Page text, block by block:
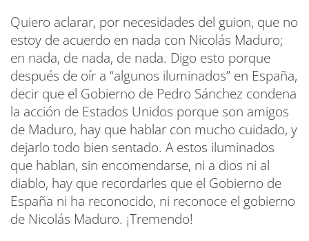
Quiero aclarar, por necesidades del guion, que no
estoy de acuerdo en nada con Nicolás Maduro;
en nada, de nada, de nada. Digo esto porque
después de oír a “algunos iluminados” en España,
decir que el Gobierno de Pedro Sánchez condena
la acción de Estados Unidos porque son amigos
de Maduro, hay que hablar con mucho cuidado, y
dejarlo todo bien sentado. A estos iluminados
que hablan, sin encomendarse, ni a dios ni al
diablo, hay que recordarles que el Gobierno de
España ni ha reconocido, ni reconoce el gobierno
de Nicolás Maduro. ¡Tremendo!